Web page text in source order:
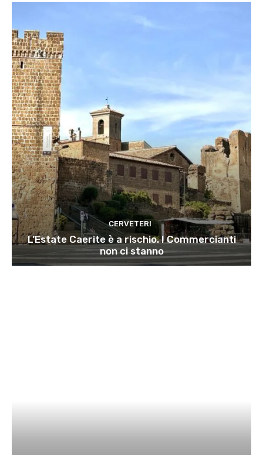
CERVETERI
L’Estate Caerite è a rischio. I Commercianti
non ci stanno